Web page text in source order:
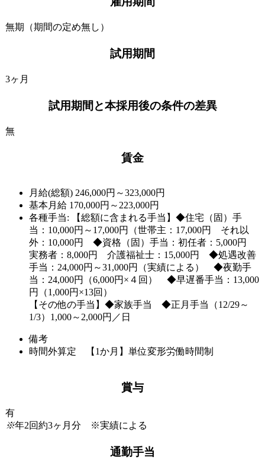
無期（期間の定め無し）
試用期間
3ヶ月
試用期間と本採用後の条件の差異
無
賃金
月給(総額) 246,000円～323,000円
基本月給 170,000円～223,000円
各種手当: 【総額に含まれる手当】◆住宅（固）手
当：10,000円～17,000円（世帯主：17,000円 それ以
外：10,000円 ◆資格（固）手当：初任者：5,000円
実務者：8,000円 介護福祉士：15,000円 ◆処遇改善
手当：24,000円～31,000円（実績による） ◆夜勤手
当：24,000円（6,000円×４回） ◆早遅番手当：13,000
円（1,000円×13回）
【その他の手当】◆家族手当 ◆正月手当（12/29～
1/3）1,000～2,000円／日
備考
時間外算定 【1か月】単位変形労働時間制
賞与
有
※年2回約3ヶ月分 ※実績による
通勤手当